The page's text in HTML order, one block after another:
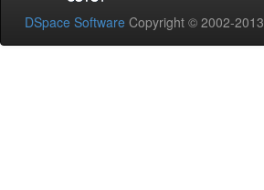
DSpace Software Copyright © 2002-2013